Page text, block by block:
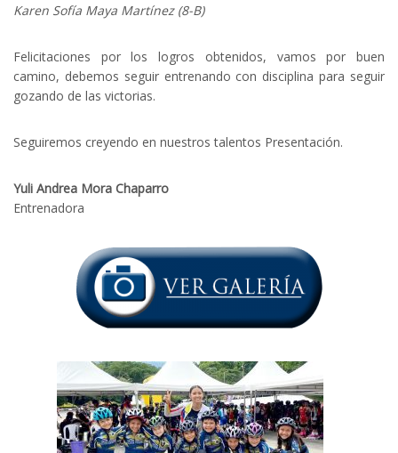
Karen Sofía Maya Martínez (8-B)
Felicitaciones por los logros obtenidos, vamos por buen
camino, debemos seguir entrenando con disciplina para seguir
gozando de las victorias.
Seguiremos creyendo en nuestros talentos Presentación.
Yuli Andrea Mora Chaparro
Entrenadora